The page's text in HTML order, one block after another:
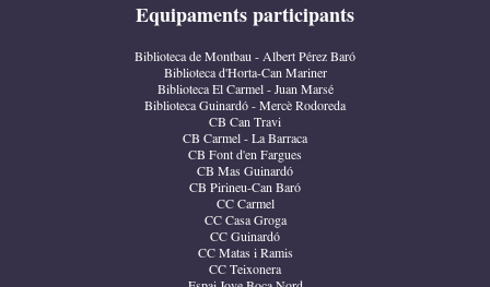
Equipaments participants
Biblioteca de Montbau - Albert Pérez Baró
Biblioteca d'Horta-Can Mariner
Biblioteca El Carmel - Juan Marsé
Biblioteca Guinardó - Mercè Rodoreda
CB Can Travi
CB Carmel - La Barraca
CB Font d'en Fargues
CB Mas Guinardó
CB Pirineu-Can Baró
CC Carmel
CC Casa Groga
CC Guinardó
CC Matas i Ramis
CC Teixonera